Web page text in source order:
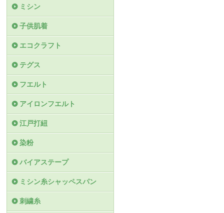
ミシン
子供肌着
エコクラフト
テグス
フエルト
アイロンフエルト
江戸打紐
染粉
バイアステープ
ミシン糸シャッペスパン
刺繍糸